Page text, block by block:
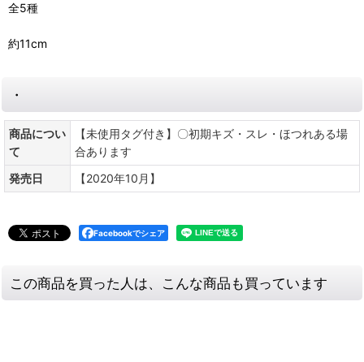
全5種
約11cm
・
商品につい
て
【未使用タグ付き】〇初期キズ・スレ・ほつれある場
合あります
発売日
【2020年10月】
Facebookでシェア
この商品を買った人は、こんな商品も買っています